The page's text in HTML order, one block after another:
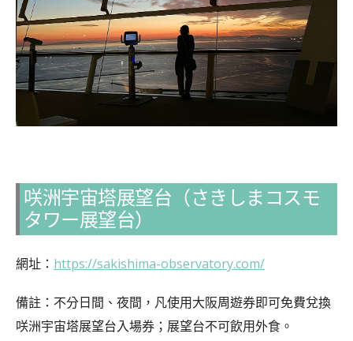
咲洲宇宙塔展望台（さきしまコスモ
タワー展望台）
網址： https://sakishima-observatory.com/
備註：不分日間、夜間，凡使用大阪周遊券即可免費兌換
咲洲宇宙塔展望台入場券；展望台不可飲用外食。